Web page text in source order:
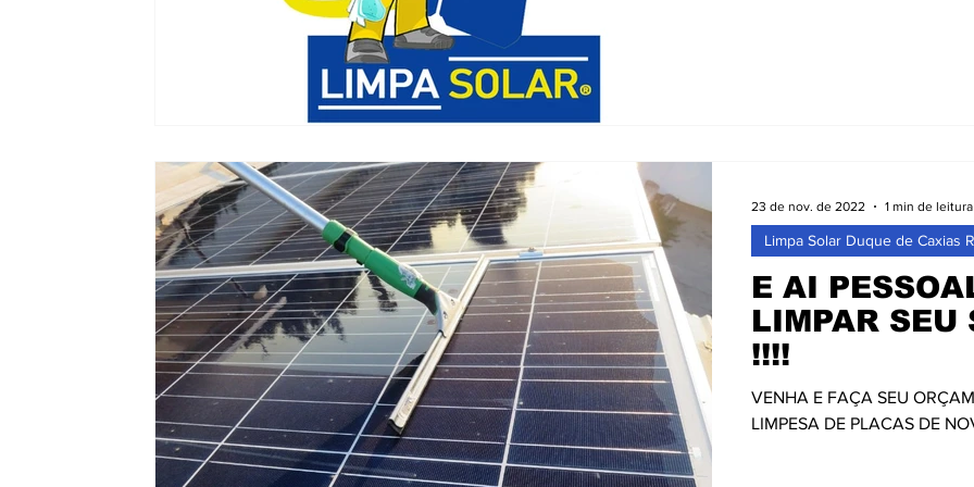
E AI
LIMPAR SEU
!!!!
VENHA E FAÇA SEU
LIMPESA DE PLACAS DE
Limpa Solar Duque de Caxias
23 de nov. de 2022 1 min de leitura